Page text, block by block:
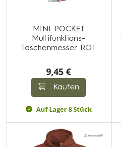
MINI POCKET
Multifunktions-
Taschenmesser ROT
9,45 €
Kaufen
Auf Lager 8 Stück